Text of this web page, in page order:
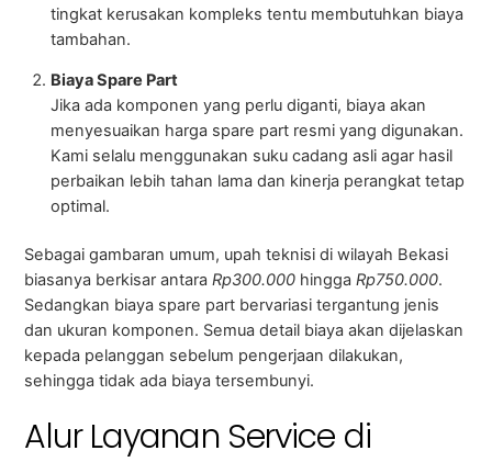
tingkat kerusakan kompleks tentu membutuhkan biaya
tambahan.
Biaya Spare Part
Jika ada komponen yang perlu diganti, biaya akan
menyesuaikan harga spare part resmi yang digunakan.
Kami selalu menggunakan suku cadang asli agar hasil
perbaikan lebih tahan lama dan kinerja perangkat tetap
optimal.
Sebagai gambaran umum, upah teknisi di wilayah Bekasi
biasanya berkisar antaraRp300.000 hinggaRp750.000.
Sedangkan biaya spare part bervariasi tergantung jenis
dan ukuran komponen. Semua detail biaya akan dijelaskan
kepada pelanggan sebelum pengerjaan dilakukan,
sehingga tidak ada biaya tersembunyi.
Alur Layanan Service di